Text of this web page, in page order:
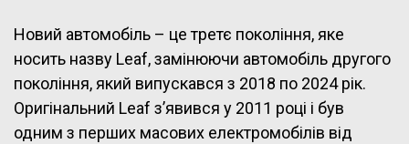
Новий автомобіль – це третє покоління, яке
носить назву Leaf, замінюючи автомобіль другого
покоління, який випускався з 2018 по 2024 рік.
Оригінальний Leaf з’явився у 2011 році і був
одним з перших масових електромобілів від